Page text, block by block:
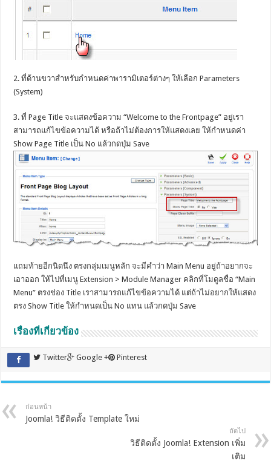
2. ที่ด้านขวาสำหรับกำหนดค่าพารามิเตอร์ต่างๆ ให้เลือก Parameters
(System)
3. ที่ Page Title จะแสดงข้อความ “Welcome to the Frontpage” อยู่เรา
สามารถแก้ไขข้อความได้ หรือถ้าไม่ต้องการให้แสดงเลย ให้กำหนดค่า
Show Page Title เป็น No แล้วกดปุ่ม Save
แถมท้ายอีกนิดนึง ตรงกลุ่มเมนูหลัก จะมีคำว่า Main Menu อยู่ถ้าอยากจะ
เอาออก ให้ไปที่เมนู Extension > Module Manager คลิกที่โมดูลชื่อ “Main
Menu” ตรงช่อง Title เราสามารถแก้ไขข้อความได้ แต่ถ้าไม่อยากให้แสดง
ตรง Show Title ให้กำหนดเป็น No แทน แล้วกดปุ่ม Save
เรื่องที่เกี่ยวข้อง
Twitter Google + Pinterest
ก่อนหน้า
Joomla! วิธีติดตั้ง Template ใหม่
ถัดไป
วิธีติดตั้ง Joomla! Extension เพิ่ม
เติม